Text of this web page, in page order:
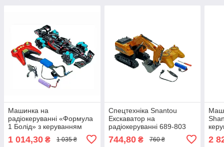
Машинка на
радіокеруванні «Формула
1 Болід» з керуванням
рукою, (30 см) модель YJ-
094-2
1 014,30 ₴ 1 035 ₴
Спецтехніка Snantou
Екскаватор на
радіокеруванні 689-803
744,80₴ 760 ₴ 2